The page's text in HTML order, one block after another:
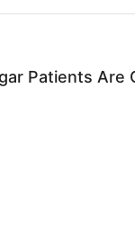
Patients Are